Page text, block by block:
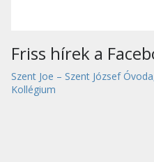
Friss hírek a
Szent Joe – Szent József
Kollégium